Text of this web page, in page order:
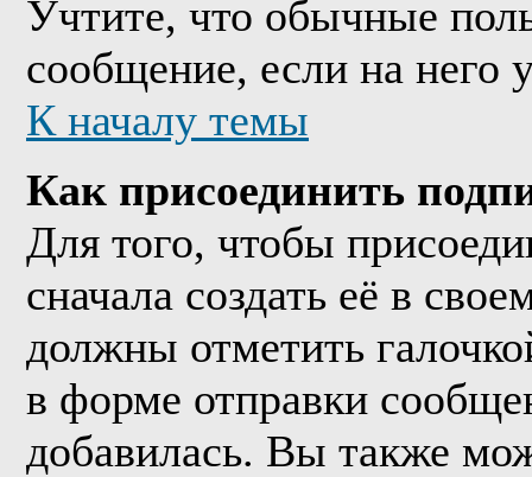
Учтите, что обычные
сообщение, если на него
К началу темы
Как присоединить
Для того, чтобы
сначала создать её в
должны отметить
в форме отправки
добавилась. Вы также